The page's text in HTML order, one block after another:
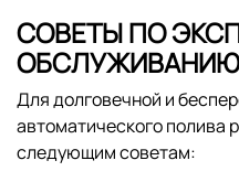
СОВЕТЫ ПО
ОБСЛУЖИВАНИЮ
Для долговечной и
автоматического полива
следующим советам: